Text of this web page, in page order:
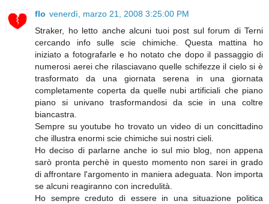
flo venerdì, marzo 21, 2008 3:25:00 PM
Straker, ho letto anche alcuni tuoi post sul forum di Terni
cercando info sulle scie chimiche. Questa mattina ho
iniziato a fotografarle e ho notato che dopo il passaggio di
numerosi aerei che rilasciavano quelle schifezze il cielo si è
trasformato da una giornata serena in una giornata
completamente coperta da quelle nubi artificiali che piano
piano si univano trasformandosi da scie in una coltre
biancastra.
Sempre su youtube ho trovato un video di un concittadino
che illustra enormi scie chimiche sui nostri cieli.
Ho deciso di parlarne anche io sul mio blog, non appena
sarò pronta perchè in questo momento non sarei in grado
di affrontare l'argomento in maniera adeguata. Non importa
se alcuni reagiranno con incredulità.
Ho sempre creduto di essere in una situazione politica